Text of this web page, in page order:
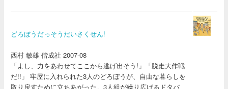
どろぼうだっそうだいさくせん!
西村 敏雄 偕成社 2007-08
「よし、力をあわせてここから逃げ出そう!」「脱走大作戦
だ!!」 牢屋に入れられた3人のどろぼうが、自由な暮らしを
取り戻すために立ちあがった。3人組が繰り広げるドタバ